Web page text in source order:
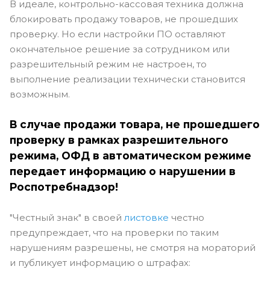
В идеале, контрольно-кассовая техника должна
блокировать продажу товаров, не прошедших
проверку. Но если настройки ПО оставляют
окончательное решение за сотрудником или
разрешительный режим не настроен, то
выполнение реализации технически становится
возможным.
В случае продажи товара, не прошедшего
проверку в рамках разрешительного
режима, ОФД в автоматическом режиме
передает информацию о нарушении в
Роспотребнадзор!
"Честный знак" в своей листовке честно
предупреждает, что на проверки по таким
нарушениям разрешены, не смотря на мораторий
и публикует информацию о штрафах: